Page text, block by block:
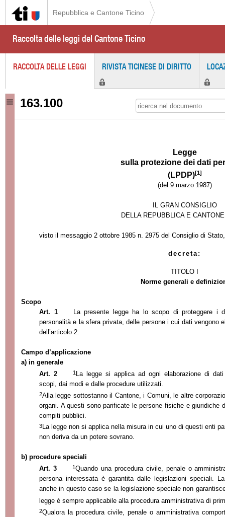
Repubblica e Cantone Ticino
Raccolta delle leggi del Cantone Ticino
RACCOLTA DELLE LEGGI RIVISTA TICINESE DI DIRITTO
163.100
Legge
sulla protezione dei dati
(LPDP)[1]
(del 9 marzo 1987)
IL GRAN CONSIGLIO
DELLA REPUBBLICA E
visto il messaggio 2 ottobre 1985 n. 2975 del Consiglio di Stato,
decreta:
TITOLO I
Norme generali e
Scopo
Art. 1
La presente legge ha lo scopo di proteggere i
personalità e la sfera privata, delle persone i cui dati vengono
dell’articolo 2.
Campo d’applicazione
a) in generale
Art. 2
1
La legge si applica ad ogni elaborazione di
scopi, dai modi e dalle procedure utilizzati.
2Alla legge sottostanno il Cantone, i Comuni, le altre
organi. A questi sono parificate le persone fisiche e giuridiche
compiti pubblici.
3La legge non si applica nella misura in cui uno di questi enti
non deriva da un potere sovrano.
b) procedure speciali
Art. 3
1Quando una procedura civile, penale o
persona interessata è garantita dalle legislazioni speciali.
anche in questo caso se la legislazione speciale non
legge è sempre applicabile alla procedura amministrativa di
2Qualora la procedura civile, penale o amministrativa